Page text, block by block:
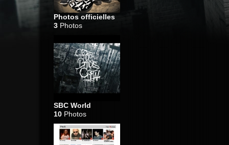
Photos officielles
3 Photos
SBC World
10 Photos